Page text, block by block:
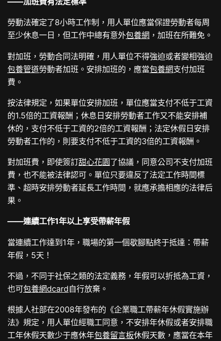
勞動法確定了8小時工作制，用人單位應當保證勞動者每周
至少休息一日，但工作中總有意外包養網 ，加班在所難免。
對加班，勞動合同法明確，用人單位不得強迫或者變相強迫
包養管道勞動者加班。安排加班的，應當包養網支付加班
費。
按法律規定，如果單位安排加班，單位應當支付不低于工資
的1.5倍的工資報酬；休息日安排勞動者工作又不能安排補
休的，支付不低于工資的2倍的工資報酬；法定休假日安排
勞動者工作的，則要支付不低于工資的3倍的工資報酬。
對加班費，即使簽訂甜心花園了協議，同意公司不支付加班
費，也不能被法律認可。單位只要違反了法定工作時間標
準、超時安排勞動者延長工作時間，就應承擔相應的法律后
果。
——連續工作1年以上享受帶薪年假
當連續工作達到1年，職場的第一個歇腳點終于抵達：帶薪
年假，5天！
不過，不同于社保之類的法定義務，年假可以折抵為工資，
也可包養網dcard自行放棄。
根據人社部在2008年發布的《企業職工帶薪年休假實施辦
法》規定，用人單位經職工同意，不安排年休假或者安排職
工年休假天數少于應休年包養留言板休假天數，應當在本年